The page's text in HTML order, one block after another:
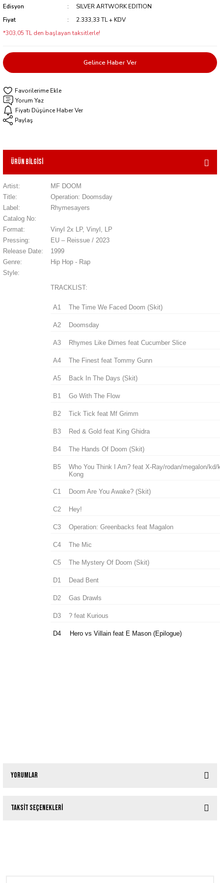
Edisyon
SILVER ARTWORK EDITION
Fiyat
2.333,33 TL + KDV
*303,05 TL den başlayan taksitlerle!
Gelince Haber Ver
Yorum Yaz
Fiyatı Düşünce Haber Ver
Paylaş
Ürün Bilgisi
Artist:
MF DOOM
Title:
Operation: Doomsday
Label:
Rhymesayers
Catalog No:
Format:
Vinyl 2x LP, Vinyl, LP
Pressing:
EU – Reissue / 2023
Release Date:
1999
Genre:
Hip Hop - Rap
Style:
TRACKLIST:
A1 The Time We Faced Doom (Skit)
A2 Doomsday
A3 Rhymes Like Dimes feat Cucumber Slice
A4 The Finest feat Tommy Gunn
A5 Back In The Days (Skit)
B1 Go With The Flow
B2 Tick Tick feat Mf Grimm
B3 Red & Gold feat King Ghidra
B4 The Hands Of Doom (Skit)
B5
Who You Think I Am? feat X-Ray/rodan/megalon/kd/
Kong
C1 Doom Are You Awake? (Skit)
C2 Hey!
C3 Operation: Greenbacks feat Magalon
C4 The Mic
C5 The Mystery Of Doom (Skit)
D1 Dead Bent
D2 Gas Drawls
D3 ? feat Kurious
D4 Hero vs Villain feat E Mason (Epilogue)
Yorumlar
Taksit Seçenekleri